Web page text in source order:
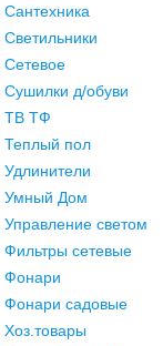
Сантехника
Светильники
Сетевое
Сушилки д/обуви
ТВ ТФ
Теплый пол
Удлинители
Умный Дом
Управление светом
Фильтры сетевые
Фонари
Фонари садовые
Хоз.товары